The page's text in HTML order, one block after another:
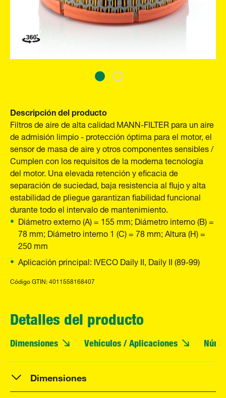
Descripción del producto
Filtros de aire de alta calidad MANN-FILTER para un aire
de admisión limpio - protección óptima para el motor, el
sensor de masa de aire y otros componentes sensibles /
Cumplen con los requisitos de la moderna tecnología
del motor. Una elevada retención y eficacia de
separación de suciedad, baja resistencia al flujo y alta
estabilidad de pliegue garantizan fiabilidad funcional
durante todo el intervalo de mantenimiento.
Diámetro externo (A) = 155 mm; Diámetro interno (B) =
78 mm; Diámetro interno 1 (C) = 78 mm; Altura (H) =
250 mm
Aplicación principal: IVECO Daily II, Daily II (89-99)
Código GTIN: 4011558168407
Detalles del producto
Dimensiones Vehículos / Aplicaciones
Dimensiones